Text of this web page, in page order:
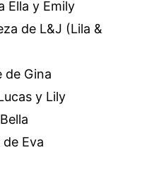
Ella y Emily
de L&J (Lila &
de Gina
y Lily
Eva